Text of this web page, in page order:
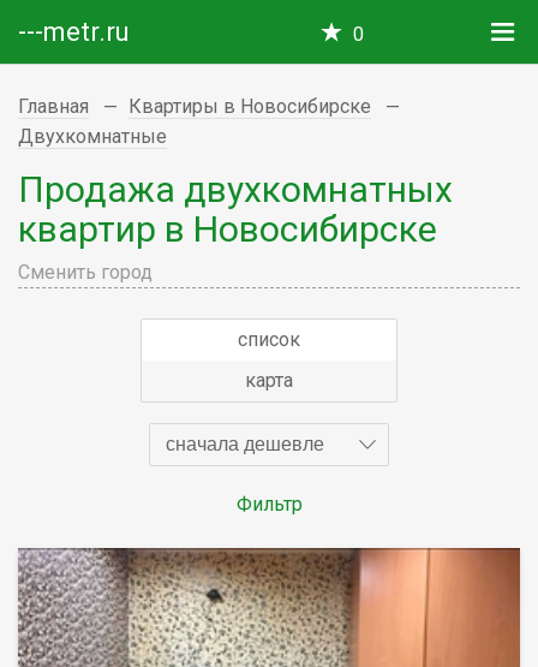
---metr.ru 0
Главная
Квартиры в Новосибирске
Двухкомнатные
Продажа двухкомнатных
квартир в Новосибирске
Сменить город
список
карта
сначала дешевле
Фильтр